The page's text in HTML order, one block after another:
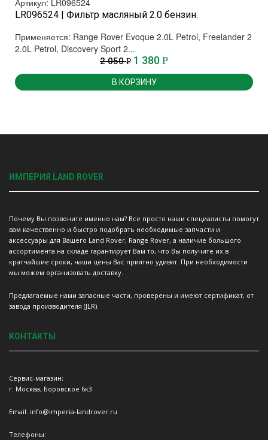
Артикул: LR096524
LR096524 | Фильтр масляный 2.0 бензин.
Применяется: Range Rover Evoque 2.0L Petrol, Freelander 2
2.0L Petrol, Discovery Sport 2...
2 050Р 1 380 Р
В КОРЗИНУ
ИМПЕРИЯ LAND ROVER
Почему Вы позвоните именно нам? Все просто наши специалисты помогут
вам качественно и быстро подобрать необходимые запчасти и
аксессуары для Вашего Land Rover, Range Rover, а наличие большого
ассортимента на складе гарантирует Вам то, что Вы получите их в
кратчайшие сроки, наши цены Вас приятно удивят. При необходимости
мы можем организовать доставку.
Предлагаемые нами запасные части, проверены и имеют сертификат, от
завода производителя (JLR).
КОНТАКТЫ
Сервис-магазин;
г. Москва, Боровское 6к3
Email: info@imperia-landrover.ru
Телефоны: